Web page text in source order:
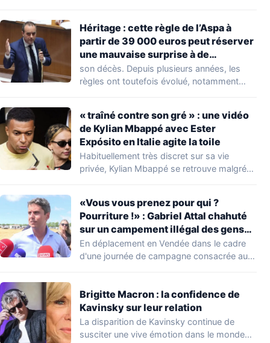
Héritage : cette règle de l’Aspa à
partir de 39 000 euros peut réserver
une mauvaise surprise à de
nombreuses familles
son décès. Depuis plusieurs années, les
règles ont toutefois évolué, notamment
« traîné contre son gré » : une vidéo
de Kylian Mbappé avec Ester
Expósito en Italie agite la toile
Habituellement très discret sur sa vie
privée, Kylian Mbappé se retrouve malgré
«Vous vous prenez pour qui ?
Pourriture !» : Gabriel Attal chahuté
sur un campement illégal des gens
du voyage
En déplacement en Vendée dans le cadre
d'une journée de campagne consacrée aux
Brigitte Macron : la confidence de
Kavinsky sur leur relation
La disparition de Kavinsky continue de
susciter une vive émotion dans le monde